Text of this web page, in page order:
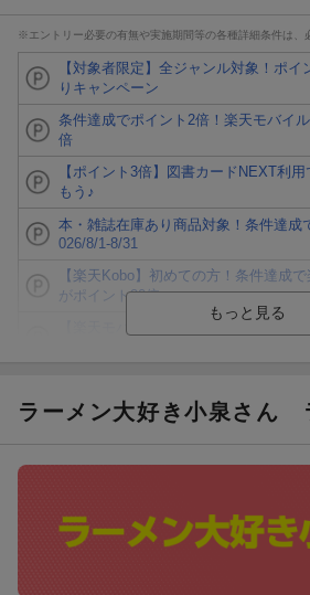
※エントリー必要の有無や実施期間等の各種詳細条件は、
【対象者限定】全ジャンル対象！ポ
りキャンペーン
条件達成でポイント2倍！楽天モバイ
倍
【ポイント3倍】図書カードNEXT利
もう♪
本・雑誌在庫あり商品対象！条件達成
026/8/1-8/31
【楽天Kobo】初めての方！条件達成
がポイント20倍
楽天モバイル紹介キャンペーンの拡散
ラーメン大好き小泉さん